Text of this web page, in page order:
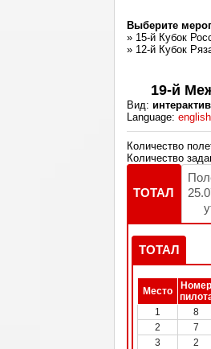
Выберите
» 15-й Кубок
» 12-й Кубок
19-й
Вид:
Language: english
Количество
Количество
ТОТАЛ
ТОТАЛ
Место
Номер
1
8
2
7
3
2